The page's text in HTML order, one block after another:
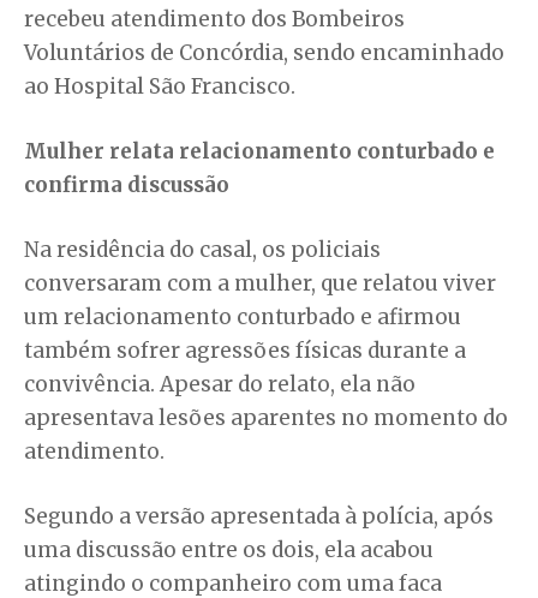
recebeu atendimento dos Bombeiros
Voluntários de Concórdia, sendo encaminhado
ao Hospital São Francisco.
Mulher relata relacionamento conturbado e
confirma discussão
Na residência do casal, os policiais
conversaram com a mulher, que relatou viver
um relacionamento conturbado e afirmou
também sofrer agressões físicas durante a
convivência. Apesar do relato, ela não
apresentava lesões aparentes no momento do
atendimento.
Segundo a versão apresentada à polícia, após
uma discussão entre os dois, ela acabou
atingindo o companheiro com uma faca